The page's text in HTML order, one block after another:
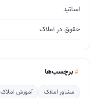
اساتید
حقوق در املاک
برچسب‌ها
مشاور املاک آموزش املاک